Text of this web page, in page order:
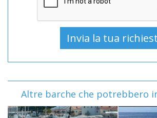
Altre barche che potrebbero